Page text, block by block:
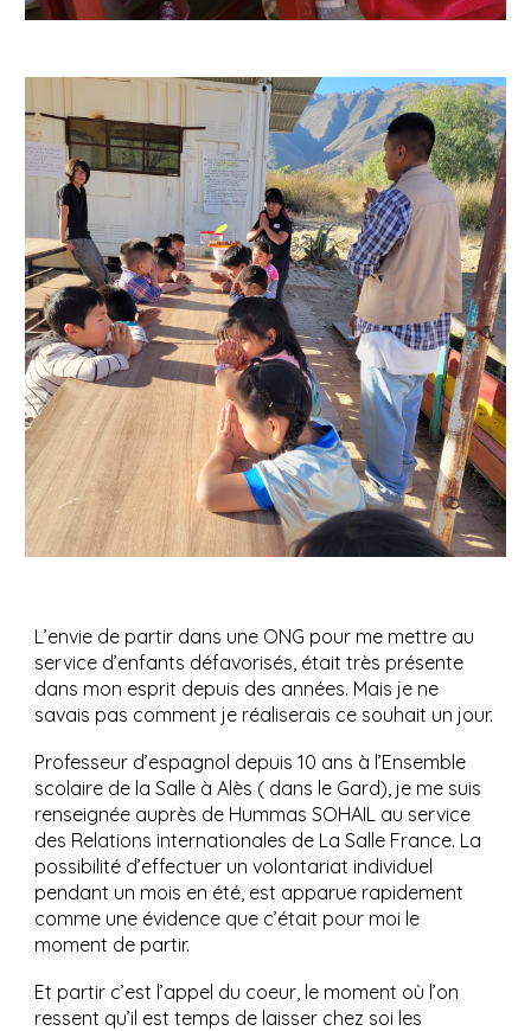
L’envie de partir dans une ONG pour me mettre au
service d’enfants défavorisés, était très présente
dans mon esprit depuis des années. Mais je ne
savais pas comment je réaliserais ce souhait un jour.
Professeur d’espagnol depuis 10 ans à l’Ensemble
scolaire de la Salle à Alès ( dans le Gard), je me suis
renseignée auprès de Hummas SOHAIL au service
des Relations internationales de La Salle France. La
possibilité d’effectuer un volontariat individuel
pendant un mois en été, est apparue rapidement
comme une évidence que c’était pour moi le
moment de partir.
Et partir c’est l’appel du coeur, le moment où l’on
ressent qu’il est temps de laisser chez soi les